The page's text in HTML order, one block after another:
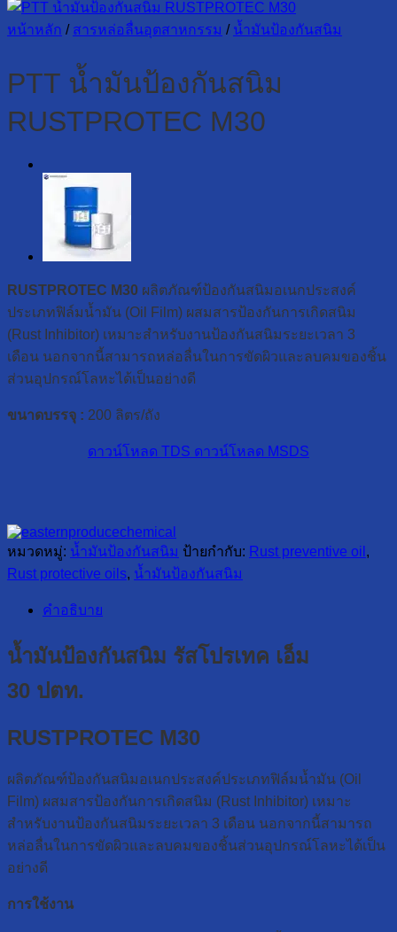
หน้าหลัก / สารหล่อลื่นอุตสาหกรรม / น้ำมันป้องกันสนิม
PTT น้ำมันป้องกันสนิม
RUSTPROTEC M30
RUSTPROTEC M30 ผลิตภัณฑ์ป้องกันสนิมอเนกประสงค์
ประเภทฟิล์มน้ำมัน (Oil Film) ผสมสารป้องกันการเกิดสนิม
(Rust Inhibitor) เหมาะสำหรับงานป้องกันสนิมระยะเวลา 3
เดือน นอกจากนี้สามารถหล่อลื่นในการขัดผิวและลบคมของชิ้น
ส่วนอุปกรณ์โลหะได้เป็นอย่างดี
ขนาดบรรจุ : 200 ลิตร/ถัง
ดาวน์โหลด TDS ดาวน์โหลด MSDS
หมวดหมู่: น้ำมันป้องกันสนิม ป้ายกำกับ: Rust preventive oil ,
Rust protective oils, น้ำมันป้องกันสนิม
คำอธิบาย
น้ำมันป้องกันสนิม รัสโปรเทค เอ็ม
30 ปตท.
RUSTPROTEC M30
ผลิตภัณฑ์ป้องกันสนิมอเนกประสงค์ประเภทฟิล์มน้ำมัน (Oil
Film) ผสมสารป้องกันการเกิดสนิม (Rust Inhibitor) เหมาะ
สำหรับงานป้องกันสนิมระยะเวลา 3 เดือน นอกจากนี้สามารถ
หล่อลื่นในการขัดผิวและลบคมของชิ้นส่วนอุปกรณ์โลหะได้เป็น
อย่างดี
การใช้งาน